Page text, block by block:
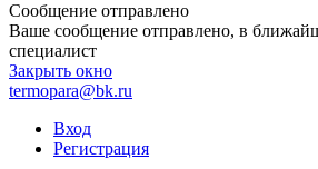
Сообщение отправлено
Ваше сообщение отправлено, в
специалист
Закрыть окно
termopara@bk.ru
Вход
Регистрация